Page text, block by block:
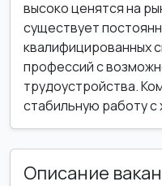
высоко ценятся на
существует
квалифицированных
профессий с
трудоустройства.
стабильную работу
Описание